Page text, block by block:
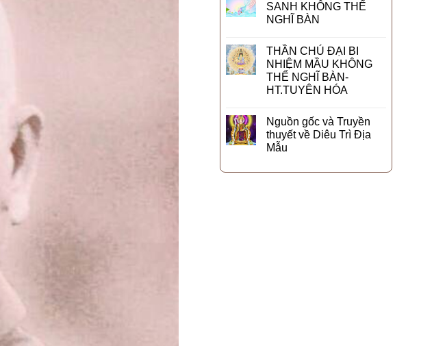
SANH KHÔNG THỂ
NGHĨ BÀN
THẦN CHÚ ĐẠI BI
NHIỆM MẦU KHÔNG
THỂ NGHĨ BÀN-
HT.TUYÊN HÓA
Nguồn gốc và Truyền
thuyết về Diêu Trì Địa
Mẫu